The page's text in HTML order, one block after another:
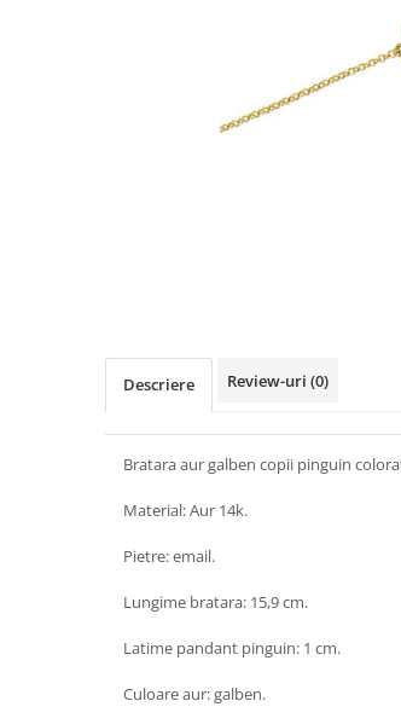
Descriere Review-uri (0)
Bratara aur galben copii pinguin
Material: Aur 14k.
Pietre: email.
Lungime bratara: 15,9 cm.
Latime pandant pinguin: 1 cm.
Culoare aur: galben.